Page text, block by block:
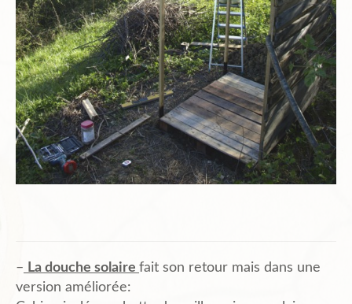
Plans de l’Abri
Liens Amis
Biblio.
– La douche solaire fait son retour mais dans une
version améliorée: